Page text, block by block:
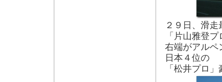
２９日、滑
「片山雅登
右端がアルペ
日本４位の
「松井プロ